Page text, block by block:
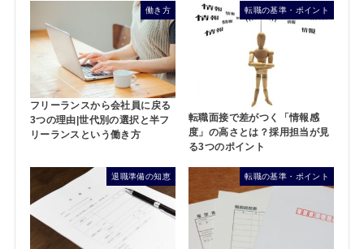
働き方
フリーランスから会社員に戻る
3つの理由|世代別の選択と半フ
リーランスという働き方
転職の基準・ポイント
転職面接で差がつく「情報感
度」の高さとは？採用担当が見
る3つのポイント
退職準備の知恵 転職の基準・ポイント